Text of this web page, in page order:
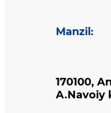
Manzil :
170100,
A.Navoiy